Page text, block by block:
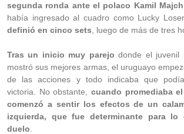
segunda ronda ante el polaco Kamil
había ingresado al cuadro como Lucky
definió en cinco sets , luego de más de tres
Tras un inicio muy parejo donde el juvenil
mostró sus mejores armas, el uruguayo
de las acciones y todo indicaba que
victoria. No obstante, cuando promediaba
comenzó a sentir los efectos de un
izquierda, que fue determinante para lo
duelo